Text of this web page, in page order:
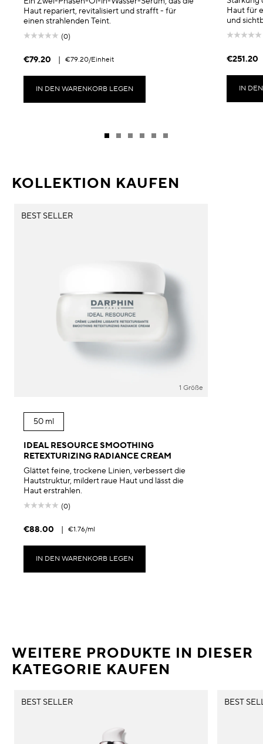
Haut repariert, revitalisiert und strafft - für
einen strahlenden Teint.
(0)
€79.20 | €79.20/Einheit
IN DEN WARENKORB LEGEN
Haut für
und
€251.20
IN
KOLLEKTION KAUFEN
BEST SELLER
1 Größe
50 ml
IDEAL RESOURCE SMOOTHING
RETEXTURIZING RADIANCE CREAM
Glättet feine, trockene Linien, verbessert die
Hautstruktur, mildert raue Haut und lässt die
Haut erstrahlen.
(0)
€88.00 | €1.76/ml
IN DEN WARENKORB LEGEN
WEITERE PRODUKTE IN DIESER
KATEGORIE KAUFEN
BEST SELLER BEST